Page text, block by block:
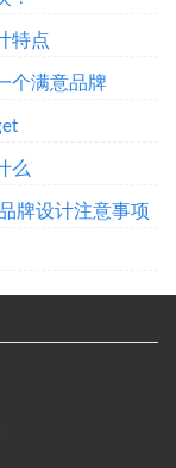
特点
个满意品牌
么
牌设计注意事项